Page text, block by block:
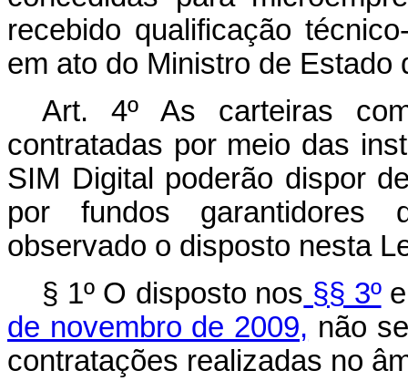
recebido qualificação
em ato do Ministro de Estado
Art. 4º As carteiras
contratadas por meio das
SIM Digital poderão dispor
por fundos garantidores
observado o disposto nesta
§ 1º O disposto nos §§ 3º
de novembro de 2009, não
contratações realizadas no